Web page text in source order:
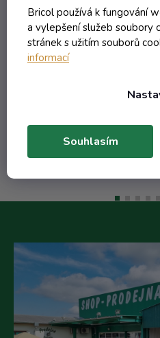
Bricol používá k fungování
a vylepšení služeb soubory
stránek s užitím souborů
informací
Souhlasím
Externí sklad -